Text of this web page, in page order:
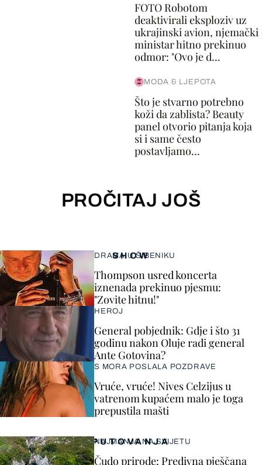
FOTO Robotom
deaktivirali eksploziv uz
ukrajinski avion, njemački
ministar hitno prekinuo
odmor: "Ovo je d...
MODA & LJEPOTA
Što je stvarno potrebno
koži da zablista? Beauty
panel otvorio pitanja koja
si i same često
postavljamo...
PROČITAJ JOŠ
SHOW
DRAMA U ŠIBENIKU
Thompson usred koncerta
iznenada prekinuo pjesmu:
"Zovite hitnu!"
HEROJ
General pobjednik: Gdje i što 31
godinu nakon Oluje radi general
Ante Gotovina?
S MORA POSLALA POZDRAVE
Vruće, vruće! Nives Celzijus u
vatrenom kupaćem malo je toga
prepustila mašti
PUTOVANJA
NAJMANJA NA SVIJETU
Čudo prirode: Predivna pješčana